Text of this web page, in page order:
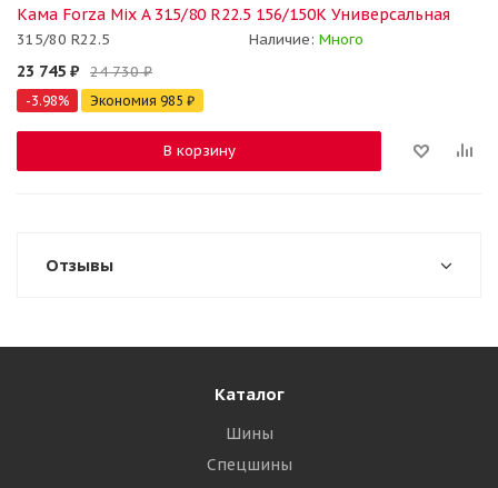
Кама Forza Mix A 315/80 R22.5 156/150K Универсальная
315/80 R22.5 Наличие: Много
23 745 ₽ 24 730₽
-3.98% Экономия 985 ₽
В корзину
Отзывы
Каталог
Шины
Спецшины